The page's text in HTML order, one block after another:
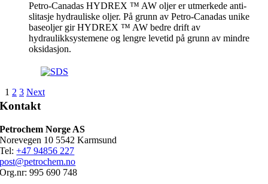
Petro-Canadas HYDREX ™ AW oljer er utmerkede anti-
slitasje hydrauliske oljer. På grunn av Petro-Canadas unike
baseoljer gir HYDREX ™ AW bedre drift av
hydraulikksystemene og lengre levetid på grunn av mindre
oksidasjon.
1 2 3 Next
Kontakt
Petrochem Norge AS
Norevegen 10 5542 Karmsund
Tel:+47 94856 227
post@petrochem.no
Org.nr: 995 690 748